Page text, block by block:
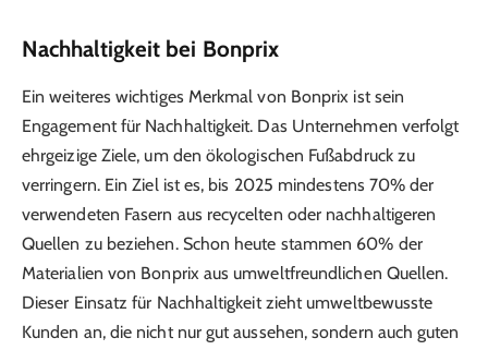
Nachhaltigkeit bei Bonprix
Ein weiteres wichtiges Merkmal von Bonprix ist sein
Engagement für Nachhaltigkeit. Das Unternehmen verfolgt
ehrgeizige Ziele, um den ökologischen Fußabdruck zu
verringern. Ein Ziel ist es, bis 2025 mindestens 70% der
verwendeten Fasern aus recycelten oder nachhaltigeren
Quellen zu beziehen. Schon heute stammen 60% der
Materialien von Bonprix aus umweltfreundlichen Quellen.
Dieser Einsatz für Nachhaltigkeit zieht umweltbewusste
Kunden an, die nicht nur gut aussehen, sondern auch guten